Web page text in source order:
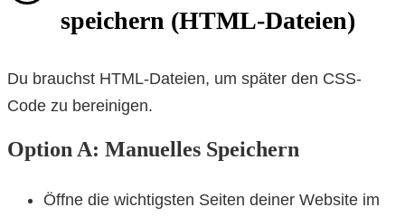
speichern (HTML-Dateien)
Du brauchst HTML-Dateien, um später den CSS-
Code zu bereinigen.
Option A: Manuelles Speichern
Öffne die wichtigsten Seiten deiner Website im